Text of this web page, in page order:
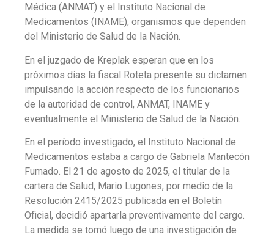
Médica (ANMAT) y el Instituto Nacional de
Medicamentos (INAME), organismos que dependen
del Ministerio de Salud de la Nación.
En el juzgado de Kreplak esperan que en los
próximos días la fiscal Roteta presente su dictamen
impulsando la acción respecto de los funcionarios
de la autoridad de control, ANMAT, INAME y
eventualmente el Ministerio de Salud de la Nación.
En el período investigado, el Instituto Nacional de
Medicamentos estaba a cargo de Gabriela Mantecón
Fumado. El 21 de agosto de 2025, el titular de la
cartera de Salud, Mario Lugones, por medio de la
Resolución 2415/2025 publicada en el Boletín
Oficial, decidió apartarla preventivamente del cargo.
La medida se tomó luego de una investigación de